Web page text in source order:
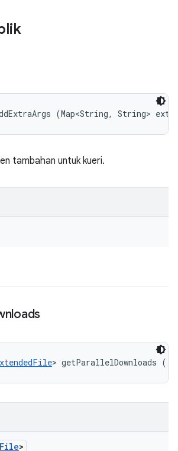
(Map<String, String>
tambahan untuk kueri.
> getParallelDownloads ()
File>